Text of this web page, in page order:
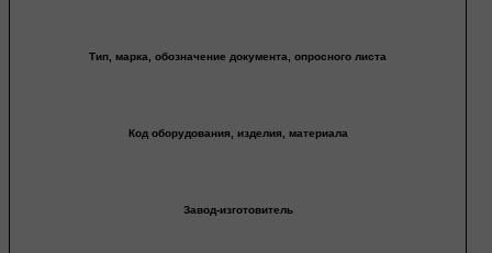
Тип, марка, обозначение документа, опросного листа
Код оборудования, изделия, материала
Завод-изготовитель